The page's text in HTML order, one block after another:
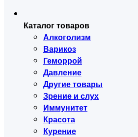
Каталог товаров
Алкоголизм
Варикоз
Геморрой
Давление
Другие товары
Зрение и слух
Иммунитет
Красота
Курение